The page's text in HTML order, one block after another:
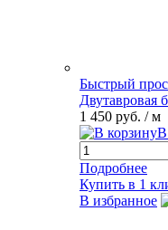
Быстрый
Двутавровая
1 450 руб. / м
В
Подробнее
Купить в 1
В избранное